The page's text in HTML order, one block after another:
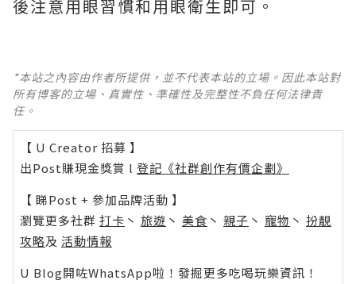
後注意用眼習慣和用眼衛生即可。
*本站之內容由作者所提供，並不代表本站的立場。因此本站對
所有博客的立場、真實性、準確性及完整性不負任何法律責
任。
【 U Creator 招募 】
出Post賺現金獎賞 l 登記《社群創作有價企劃》
【 睇Post + 參加品牌活動 】
瀏覽更多社群 打卡 丶 旅遊 丶 美食 丶 親子 丶 寵物 丶 扮靚
攻略及 活動情報
U Blog開咗WhatsApp啦！發掘更多吃喝玩樂資訊！